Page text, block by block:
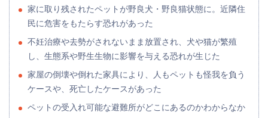
家に取り残されたペットが野良犬・野良猫状態に。近隣住
民に危害をもたらす恐れがあった
不妊治療や去勢がされないまま放置され、犬や猫が繁殖
し、生態系や野生生物に影響を与える恐れが生じた
家屋の倒壊や倒れた家具により、人もペットも怪我を負う
ケースや、死亡したケースがあった
ペットの受入れ可能な避難所がどこにあるのかわからなか